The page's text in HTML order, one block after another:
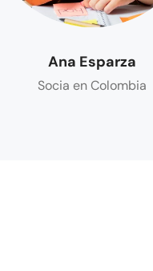
Ana Esparza
Socia en Colombia